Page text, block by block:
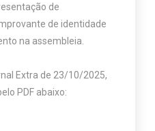
de
de identidade
na assembleia.
Extra de 23/10/2025,
PDF abaixo: